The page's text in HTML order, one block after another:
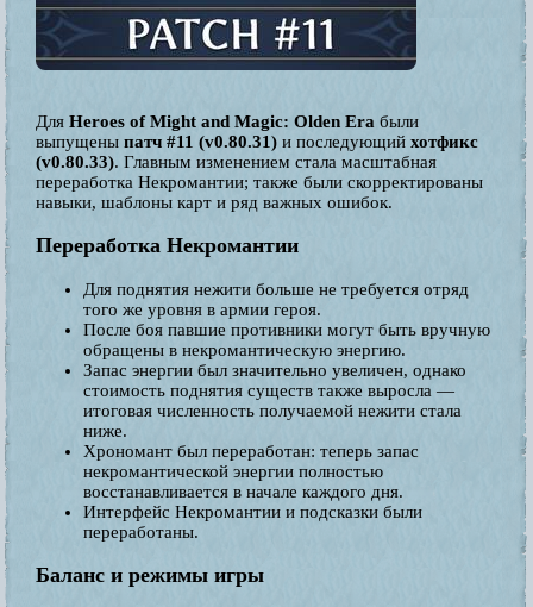
Для Heroes of Might and Magic: Olden Era были
выпущены патч #11 (v0.80.31) и последующий хотфикс
(v0.80.33). Главным изменением стала масштабная
переработка Некромантии; также были скорректированы
навыки, шаблоны карт и ряд важных ошибок.
Переработка Некромантии
Для поднятия нежити больше не требуется отряд
того же уровня в армии героя.
После боя павшие противники могут быть вручную
обращены в некромантическую энергию.
Запас энергии был значительно увеличен, однако
стоимость поднятия существ также выросла —
итоговая численность получаемой нежити стала
ниже.
Хрономант был переработан: теперь запас
некромантической энергии полностью
восстанавливается в начале каждого дня.
Интерфейс Некромантии и подсказки были
переработаны.
Баланс и режимы игры